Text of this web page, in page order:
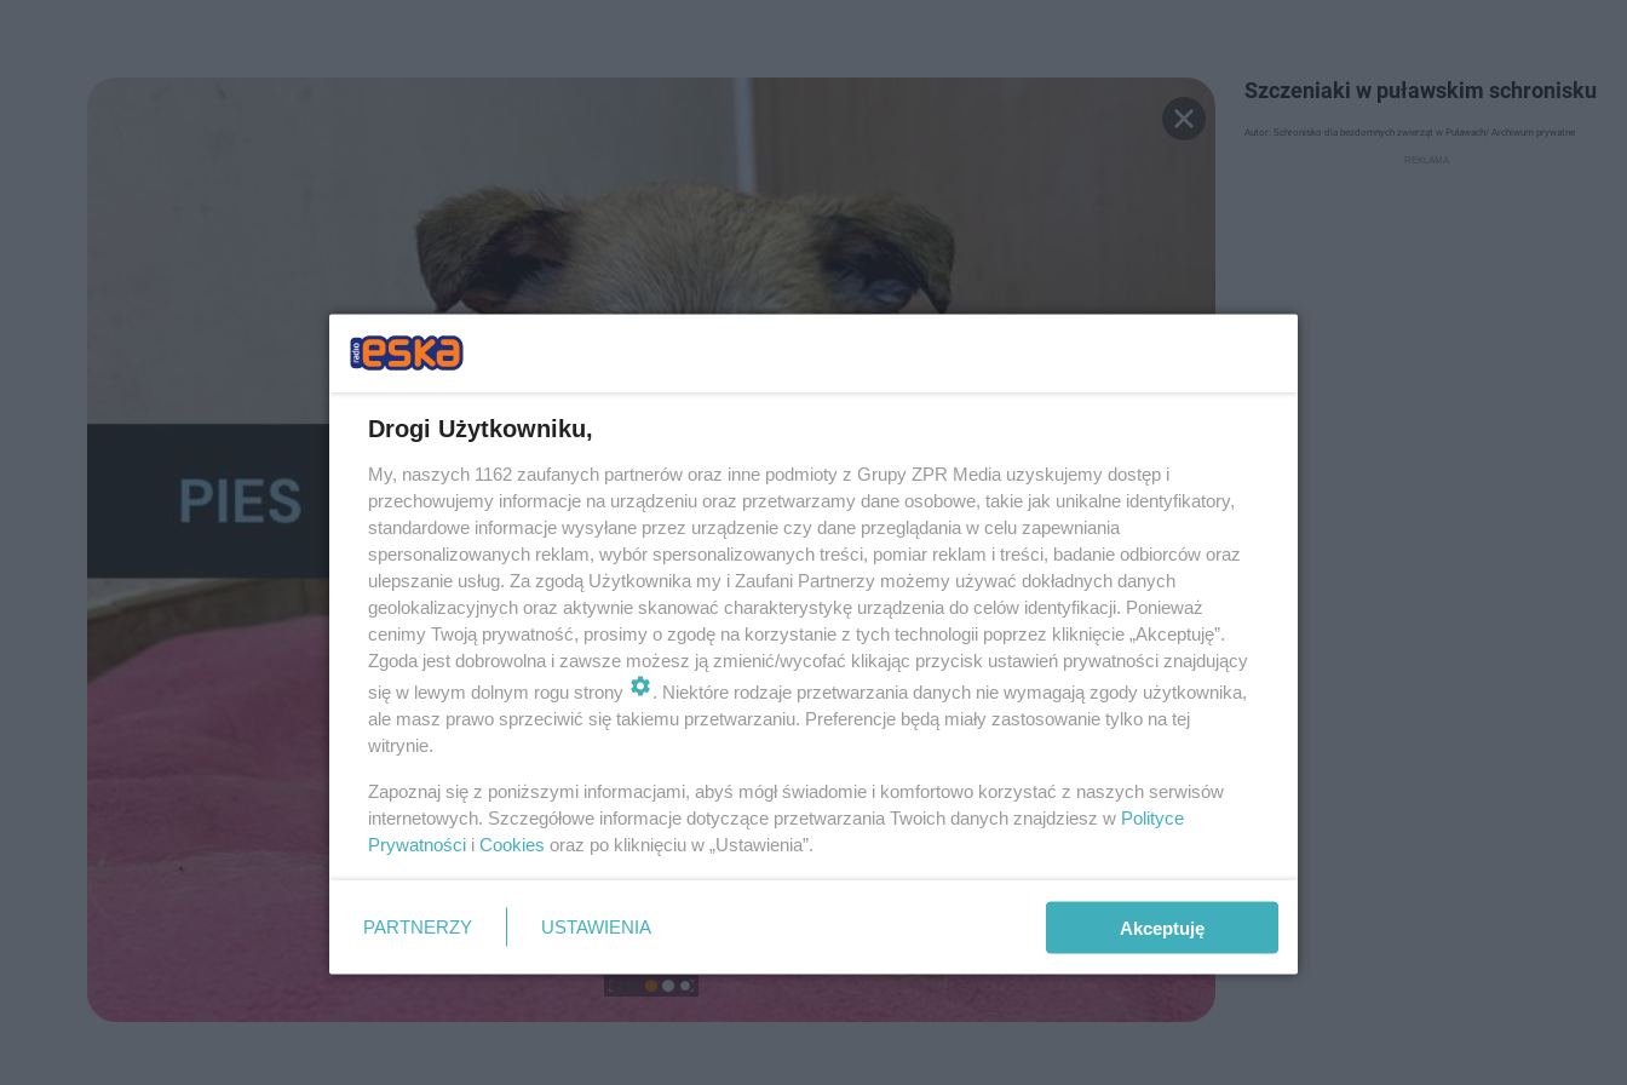
Szczeniaki w puławskim schronisku
Autor: Schronisko dla bezdomnych zwierząt w Puławach/ Archiwum prywatne
Drogi Użytkowniku,
My, naszych 1162 zaufanych partnerów oraz inne podmioty z Grupy ZPR Media uzyskujemy dostęp i
przechowujemy informacje na urządzeniu oraz przetwarzamy dane osobowe, takie jak unikalne identyfikatory,
standardowe informacje wysyłane przez urządzenie czy dane przeglądania w celu zapewniania
spersonalizowanych reklam, wybór spersonalizowanych treści, pomiar reklam i treści, badanie odbiorców oraz
ulepszanie usług. Za zgodą Użytkownika my i Zaufani Partnerzy możemy używać dokładnych danych
geolokalizacyjnych oraz aktywnie skanować charakterystykę urządzenia do celów identyfikacji. Ponieważ
cenimy Twoją prywatność, prosimy o zgodę na korzystanie z tych technologii poprzez kliknięcie „Akceptuję”.
Zgoda jest dobrowolna i zawsze możesz ją zmienić/wycofać klikając przycisk ustawień prywatności znajdujący
się w lewym dolnym rogu strony
. Niektóre rodzaje przetwarzania danych nie wymagają zgody użytkownika,
ale masz prawo sprzeciwić się takiemu przetwarzaniu. Preferencje będą miały zastosowanie tylko na tej
witrynie.
Zapoznaj się z poniższymi informacjami, abyś mógł świadomie i komfortowo korzystać z naszych serwisów
internetowych. Szczegółowe informacje dotyczące przetwarzania Twoich danych znajdziesz w Polityce
Prywatności i Cookies oraz po kliknięciu w „Ustawienia”.
PARTNERZY USTAWIENIA Akceptuję